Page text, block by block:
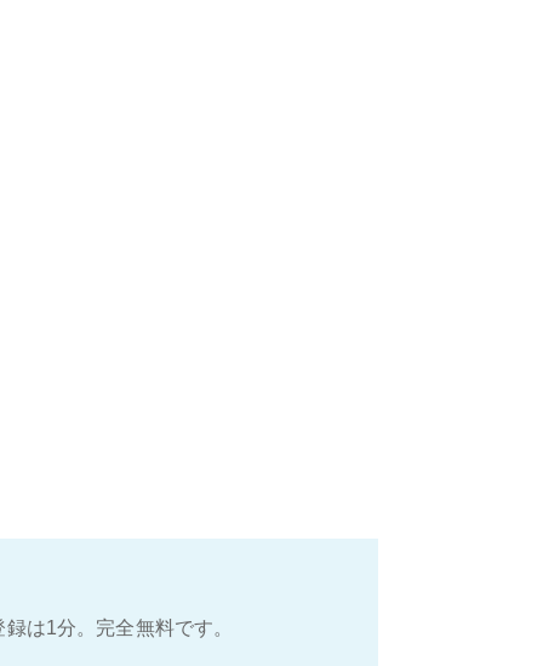
は1分。完全無料です。